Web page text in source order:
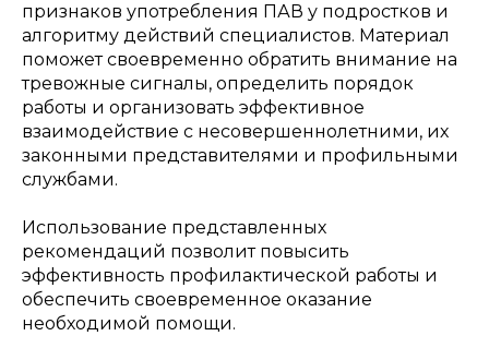
признаков употребления ПАВ у подростков и
алгоритму действий специалистов. Материал
поможет своевременно обратить внимание на
тревожные сигналы, определить порядок
работы и организовать эффективное
взаимодействие с несовершеннолетними, их
законными представителями и профильными
службами.
Использование представленных
рекомендаций позволит повысить
эффективность профилактической работы и
обеспечить своевременное оказание
необходимой помощи.